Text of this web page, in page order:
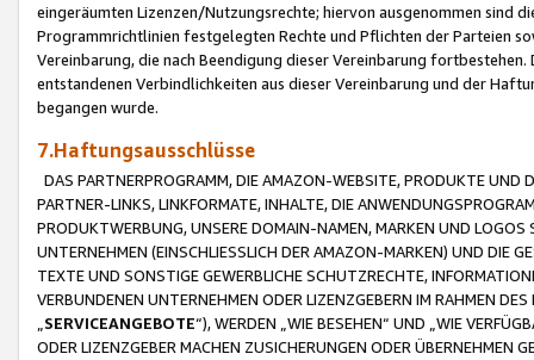
eingeräumten Lizenzen/Nutzungsrechte; hiervon ausgenommen sind
Programmrichtlinien festgelegten Rechte und Pflichten der Parteien
Vereinbarung, die nach Beendigung dieser Vereinbarung
entstandenen Verbindlichkeiten aus dieser Vereinbarung und der
begangen wurde.
7.Haftungsausschlüsse
DAS PARTNERPROGRAMM, DIE AMAZON-WEBSITE, PRODUKTE UND
PARTNER-LINKS, LINKFORMATE, INHALTE, DIE
PRODUKTWERBUNG, UNSERE DOMAIN-NAMEN, MARKEN UND
UNTERNEHMEN (EINSCHLIESSLICH DER AMAZON-MARKEN) UND DIE
TEXTE UND SONSTIGE GEWERBLICHE SCHUTZRECHTE,
VERBUNDENEN UNTERNEHMEN ODER LIZENZGEBERN IM RAHMEN
SERVICEANGEBOTE“), WERDEN „WIE BESEHEN“ UND „WIE
ODER LIZENZGEBER MACHEN ZUSICHERUNGEN ODER ÜBERNEHMEN